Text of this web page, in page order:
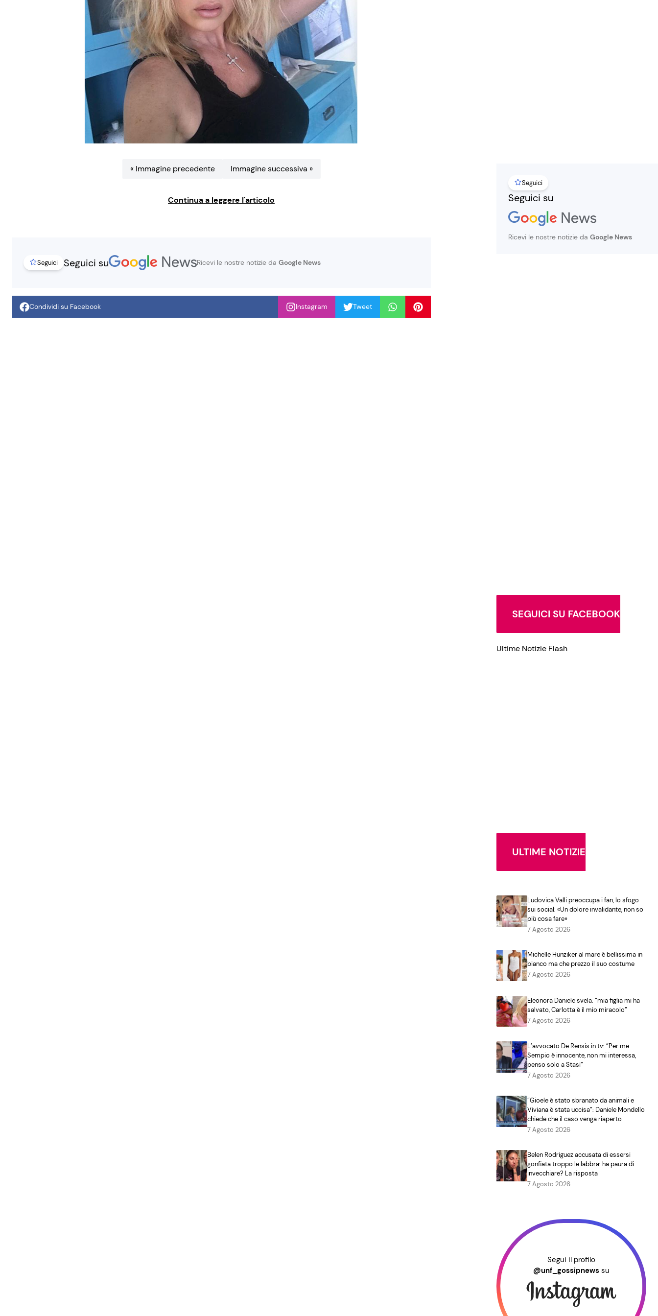
« Immagine precedente Immagine successiva »
Continua a leggere l'articolo
Seguici Seguici su Ricevi le nostre notizie da Google News
Condividi su Facebook Instagram Tweet
Seguici
Seguici su
Ricevi le nostre notizie da Google News
SEGUICI SU FACEBOOK
Ultime Notizie Flash
ULTIME NOTIZIE
Ludovica Valli preoccupa i fan, lo sfogo
sui social: «Un dolore invalidante, non so
più cosa fare»
7 Agosto 2026
Michelle Hunziker al mare è bellissima in
bianco ma che prezzo il suo costume
7 Agosto 2026
Eleonora Daniele svela: “mia figlia mi ha
salvato, Carlotta è il mio miracolo”
7 Agosto 2026
L’avvocato De Rensis in tv: “Per me
Sempio è innocente, non mi interessa,
penso solo a Stasi”
7 Agosto 2026
“Gioele è stato sbranato da animali e
Viviana è stata uccisa”: Daniele Mondello
chiede che il caso venga riaperto
7 Agosto 2026
Belen Rodriguez accusata di essersi
gonfiata troppo le labbra: ha paura di
invecchiare? La risposta
7 Agosto 2026
Segui il profilo
@unf_gossipnews su